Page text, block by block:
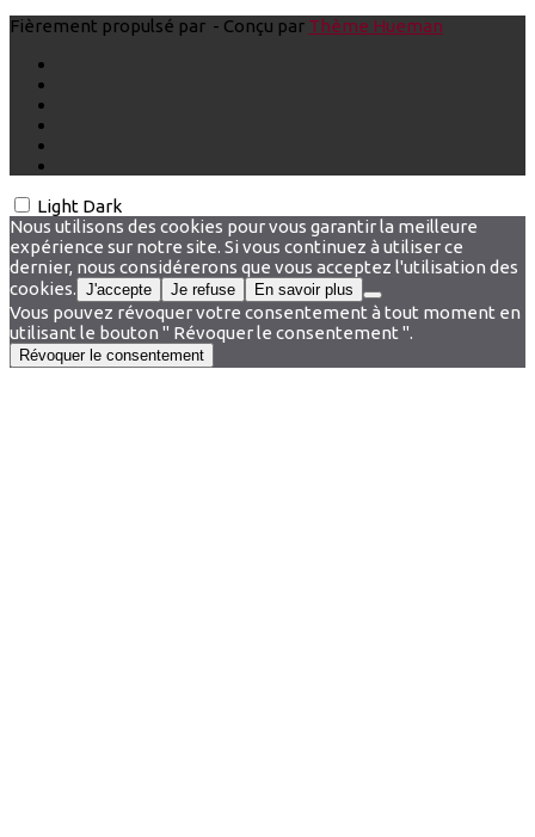
Fièrement propulsé par - Conçu par Thème Hueman
Light Dark
Nous utilisons des cookies pour vous garantir la meilleure
expérience sur notre site. Si vous continuez à utiliser ce
dernier, nous considérerons que vous acceptez l'utilisation des
cookies. J'accepte Je refuse En savoir plus
Vous pouvez révoquer votre consentement à tout moment en
utilisant le bouton " Révoquer le consentement ".
Révoquer le consentement